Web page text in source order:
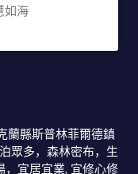
如海
蘭縣斯普林菲爾德鎮
眾多，森林密布，生
，宜居宜業, 宜修心修